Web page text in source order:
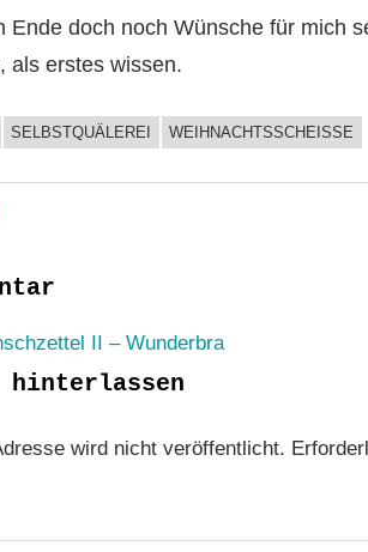
Ende doch noch Wünsche für mich
als erstes wissen.
SELBSTQUÄLEREI WEIHNACHTSSCHEISSE
II – Wunderbra
hinterlassen
wird nicht veröffentlicht.